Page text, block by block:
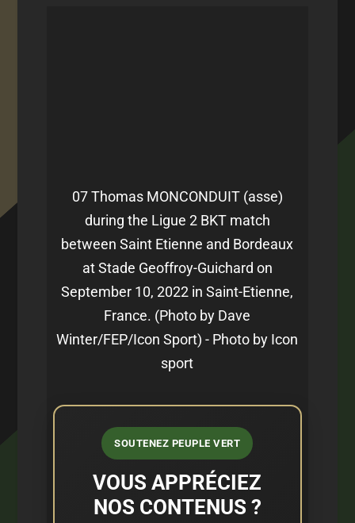
07 Thomas MONCONDUIT (asse)
during the Ligue 2 BKT match
between Saint Etienne and Bordeaux
at Stade Geoffroy-Guichard on
September 10, 2022 in Saint-Etienne,
France. (Photo by Dave
Winter/FEP/Icon Sport) - Photo by Icon
sport
SOUTENEZ PEUPLE VERT
VOUS APPRÉCIEZ
NOS CONTENUS ?